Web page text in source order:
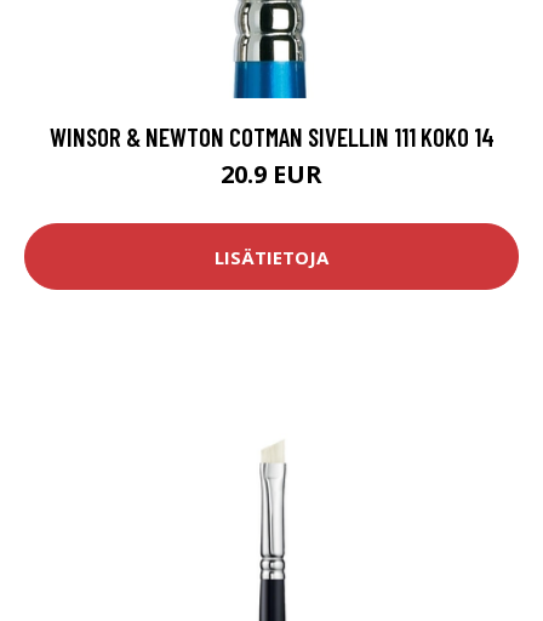
WINSOR & NEWTON COTMAN SIVELLIN 111 KOKO 14
20.9 EUR
LISÄTIETOJA